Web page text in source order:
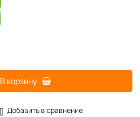
Добавить в сравнение
В корзину